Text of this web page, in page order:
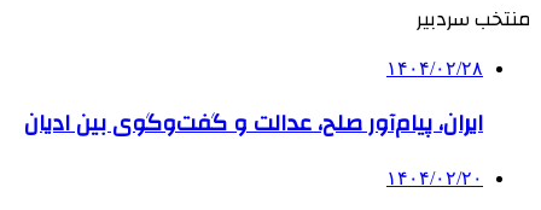
منتخب سردبیر
۱۴۰۴/۰۲/۲۸
ایران، پیام‌آور صلح، عدالت و گفت‌وگوی بین ادیان
۱۴۰۴/۰۲/۲۰